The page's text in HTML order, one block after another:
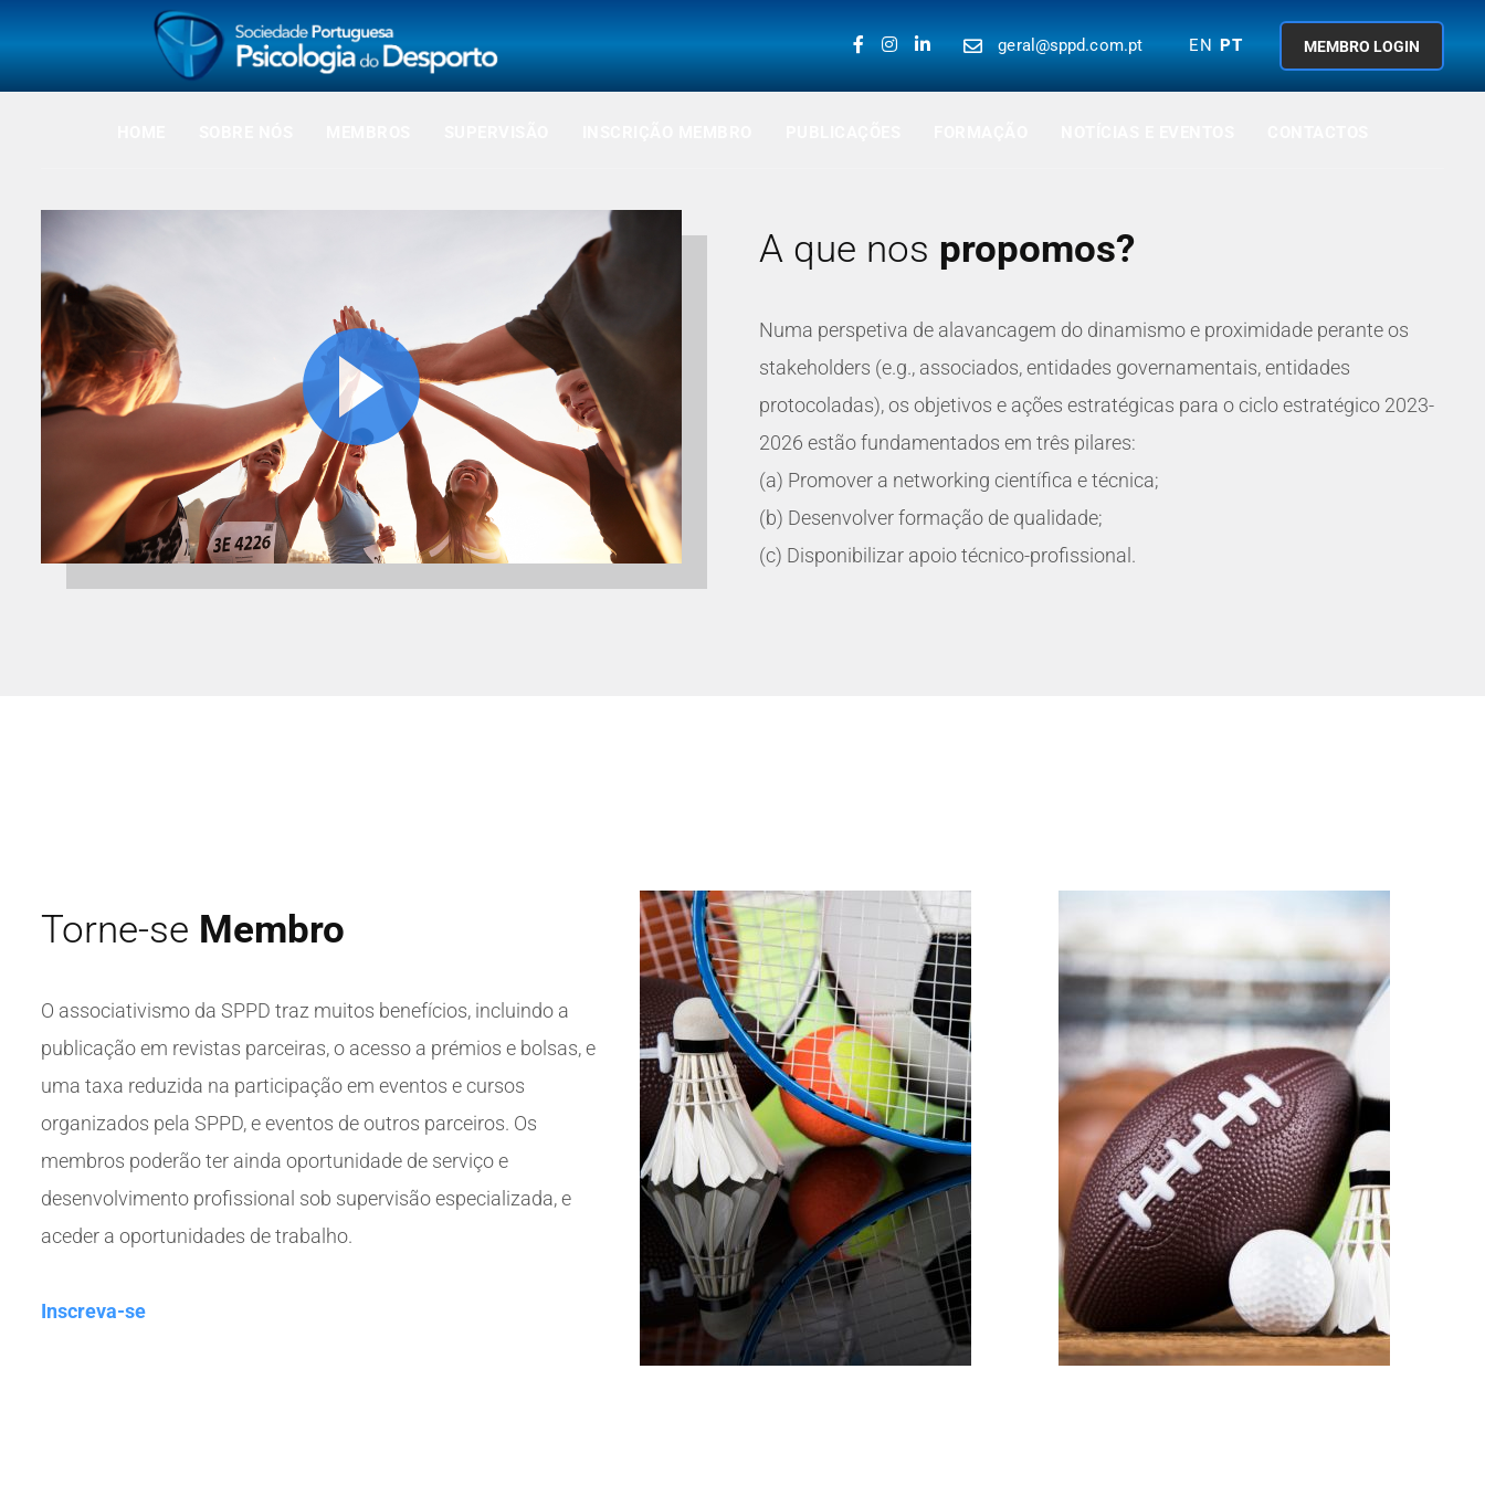
geral@sppd.com.pt EN PT MEMBRO LOGIN
A que nos propomos?
Numa perspetiva de alavancagem do dinamismo e proximidade perante os
stakeholders (e.g., associados, entidades governamentais, entidades
protocoladas), os objetivos e ações estratégicas para o ciclo estratégico 2023-
2026 estão fundamentados em três pilares:
(a) Promover a networking científica e técnica;
(b) Desenvolver formação de qualidade;
(c) Disponibilizar apoio técnico-profissional.
Torne-se Membro
O associativismo da SPPD traz muitos benefícios, incluindo a
publicação em revistas parceiras, o acesso a prémios e bolsas, e
uma taxa reduzida na participação em eventos e cursos
organizados pela SPPD, e eventos de outros parceiros. Os
membros poderão ter ainda oportunidade de serviço e
desenvolvimento profissional sob supervisão especializada, e
aceder a oportunidades de trabalho.
Inscreva-se